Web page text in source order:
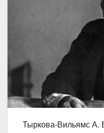
Тыркова-Вильямс А.